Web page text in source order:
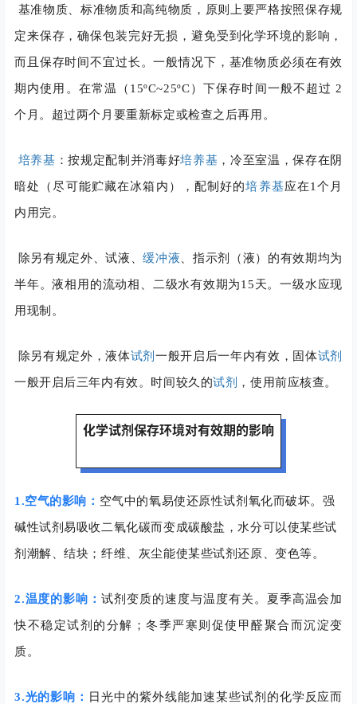
基准物质、标准物质和高纯物质，原则上要严格按照保存规
定来保存，确保包装完好无损，避免受到化学环境的影响，
而且保存时间不宜过长。一般情况下，基准物质必须在有效
期内使用。在常温（15ºC~25ºC）下保存时间一般不超过 2
个月。超过两个月要重新标定或检查之后再用。
培养基 ：按规定配制并消毒好培养基 ，冷至室温，保存在阴
暗处（尽可能贮藏在冰箱内），配制好的培养基应在1个月
内用完。
除另有规定外、试液、缓冲液、指示剂（液）的有效期均为
半年。液相用的流动相、二级水有效期为15天。一级水应现
用现制。
除另有规定外，液体试剂一般开启后一年内有效，固体试剂
一般开启后三年内有效。时间较久的试剂 ，使用前应核查。
化学试剂保存环境对有效期的影响
1.空气的影响： 空气中的氧易使还原性试剂氧化而破坏。强
碱性试剂易吸收二氧化碳而变成碳酸盐，水分可以使某些试
剂潮解、结块；纤维、灰尘能使某些试剂还原、变色等。
2.温度的影响：试剂变质的速度与温度有关。夏季高温会加
快不稳定试剂的分解；冬季严寒则促使甲醛聚合而沉淀变
质。
3.光的影响： 日光中的紫外线能加速某些试剂的化学反应而